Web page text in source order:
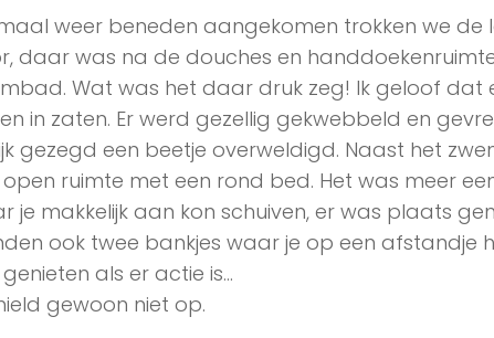
weer beneden aangekomen trokken we de
daar was na de douches en
Wat was het daar druk zeg! Ik geloof dat
in zaten. Er werd gezellig gekwebbeld en
gezegd een beetje overweldigd. Naast het
ruimte met een rond bed. Het was meer
je makkelijk aan kon schuiven, er was plaats
ook twee bankjes waar je op een afstandje
als er actie is…
gewoon niet op.